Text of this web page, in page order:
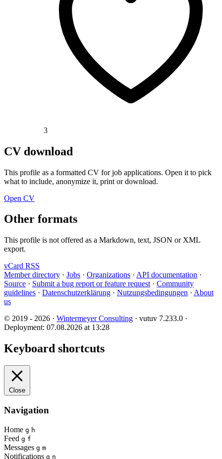
3
CV download
This profile as a formatted CV for job applications. Open it to pick
what to include, anonymize it, print or download.
Open CV
Other formats
This profile is not offered as a Markdown, text, JSON or XML
export.
vCard RSS
Member directory · Jobs · Organizations · API documentation ·
Source · Submit a bug report or feature request · Community
guidelines · Datenschutzerklärung · Nutzungsbedingungen · About
us
© 2019 - 2026 · Wintermeyer Consulting · vutuv 7.233.0 ·
Deployment: 07.08.2026 at 13:28
Keyboard shortcuts
Close
Navigation
Home g h
Feed g f
Messages g m
Notifications g n